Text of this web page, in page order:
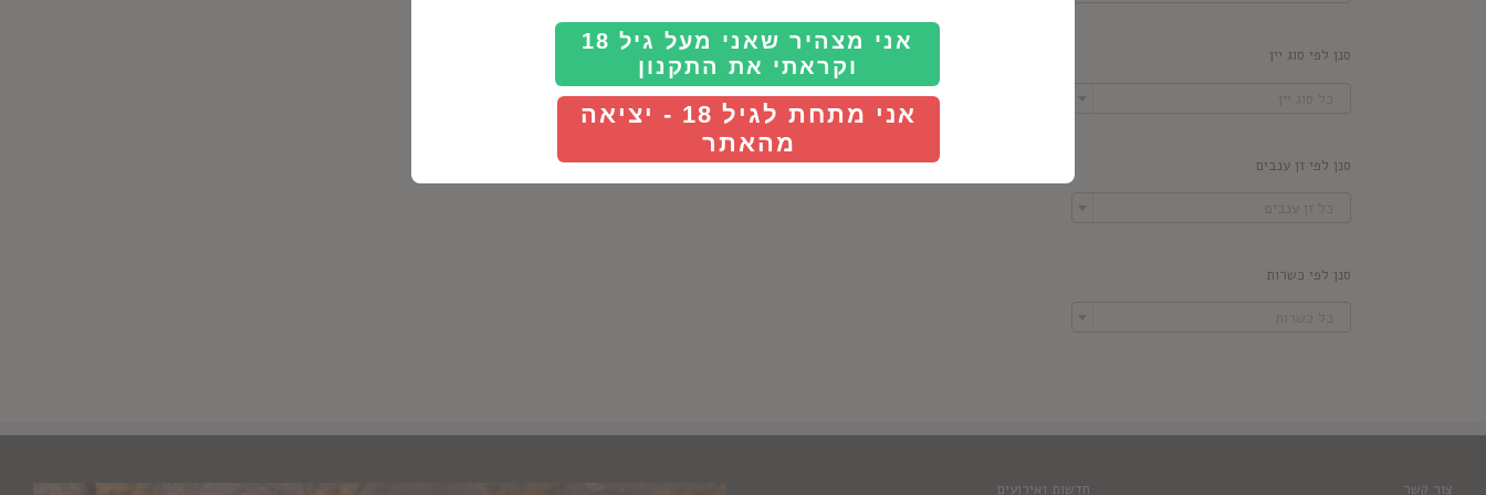
סנן לפי סוג יין
סנן לפי זן ענבים
סנן לפי כשרות
צור קשר חדשות ואירועים
אני מצהיר שאני מעל גיל 18
וקראתי את התקנון
אני מתחת לגיל 18 - יציאה
מהאתר